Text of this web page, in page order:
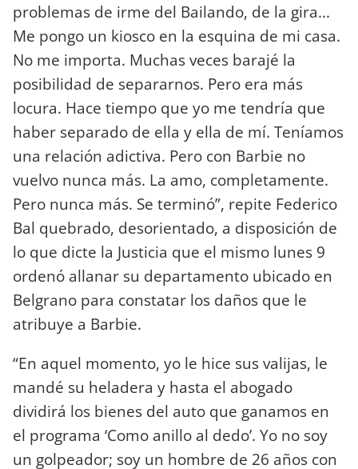
problemas de irme del Bailando, de la gira...
Me pongo un kiosco en la esquina de mi casa.
No me importa. Muchas veces barajé la
posibilidad de separarnos. Pero era más
locura. Hace tiempo que yo me tendría que
haber separado de ella y ella de mí. Teníamos
una relación adictiva. Pero con Barbie no
vuelvo nunca más. La amo, completamente.
Pero nunca más. Se terminó”, repite Federico
Bal quebrado, desorientado, a disposición de
lo que dicte la Justicia que el mismo lunes 9
ordenó allanar su departamento ubicado en
Belgrano para constatar los daños que le
atribuye a Barbie.
“En aquel momento, yo le hice sus valijas, le
mandé su heladera y hasta el abogado
dividirá los bienes del auto que ganamos en
el programa ‘Como anillo al dedo’. Yo no soy
un golpeador; soy un hombre de 26 años con